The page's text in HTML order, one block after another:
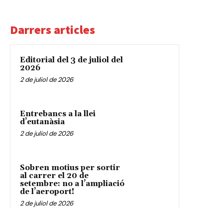
Darrers articles
Editorial del 3 de juliol del
2026
2 de juliol de 2026
Entrebancs a la llei
d’eutanàsia
2 de juliol de 2026
Sobren motius per sortir
al carrer el 20 de
setembre: no a l’ampliació
de l’aeroport!
2 de juliol de 2026